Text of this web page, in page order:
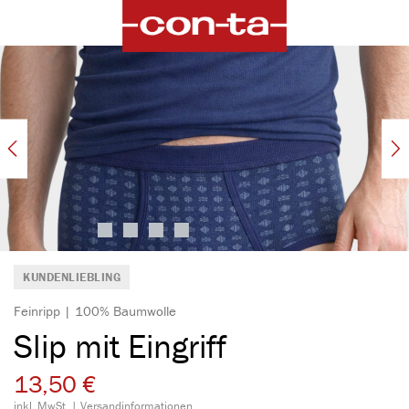
Bildergalerie überspringen
KUNDENLIEBLING
Feinripp | 100% Baumwolle
Slip mit Eingriff
13,50 €
inkl. MwSt. | Versandinformationen